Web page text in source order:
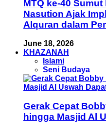
MTQ ke-40
Nasution Ajak
Alquran dalam
June 18, 2026
KHAZANAH
Islami
Seni Budaya
Gerak Cepat
hingga Masjid Al